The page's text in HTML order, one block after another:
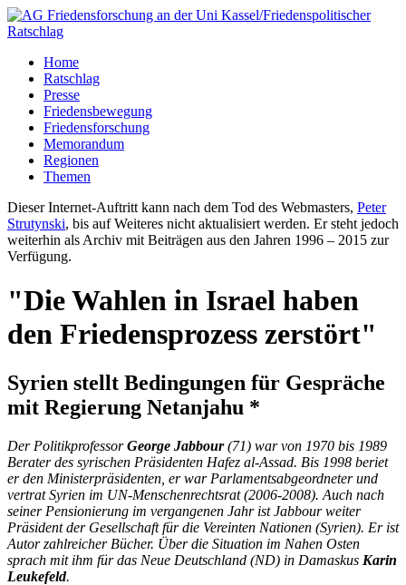
Home
Ratschlag
Presse
Friedensbewegung
Friedensforschung
Memorandum
Regionen
Themen
Dieser Internet-Auftritt kann nach dem Tod des Webmasters, Peter
Strutynski, bis auf Weiteres nicht aktualisiert werden. Er steht jedoch
weiterhin als Archiv mit Beiträgen aus den Jahren 1996 – 2015 zur
Verfügung.
"Die Wahlen in Israel haben
den Friedensprozess zerstört"
Syrien stellt Bedingungen für Gespräche
mit Regierung Netanjahu *
Der PolitikprofessorGeorge Jabbour(71) war von 1970 bis 1989
Berater des syrischen Präsidenten Hafez al-Assad. Bis 1998 beriet
er den Ministerpräsidenten, er war Parlamentsabgeordneter und
vertrat Syrien im UN-Menschenrechtsrat (2006-2008). Auch nach
seiner Pensionierung im vergangenen Jahr ist Jabbour weiter
Präsident der Gesellschaft für die Vereinten Nationen (Syrien). Er ist
Autor zahlreicher Bücher. Über die Situation im Nahen Osten
sprach mit ihm für das Neue Deutschland (ND) in Damaskus Karin
Leukefeld.